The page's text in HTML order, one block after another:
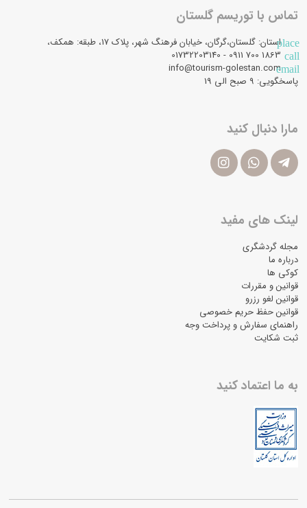
تماس با توریسم گلستان
placeاستان: گلستان،گرگان، خیابان فرهنگ شهر، پلاک 17، طبقه: همکف،
call
email
info@tourism-golestan.com
پاسخگویی: ۹ صبح الی 19
مارا دنبال کنید
لینک های مفید
مجله گردشگری
درباره ما
کوکی ها
قوانین و مقررات
قوانین لغو رزرو
قوانین حفظ حریم خصوصی
راهنمای سفارش و پرداخت وجه
ثبت شکایت
به ما اعتماد کنید